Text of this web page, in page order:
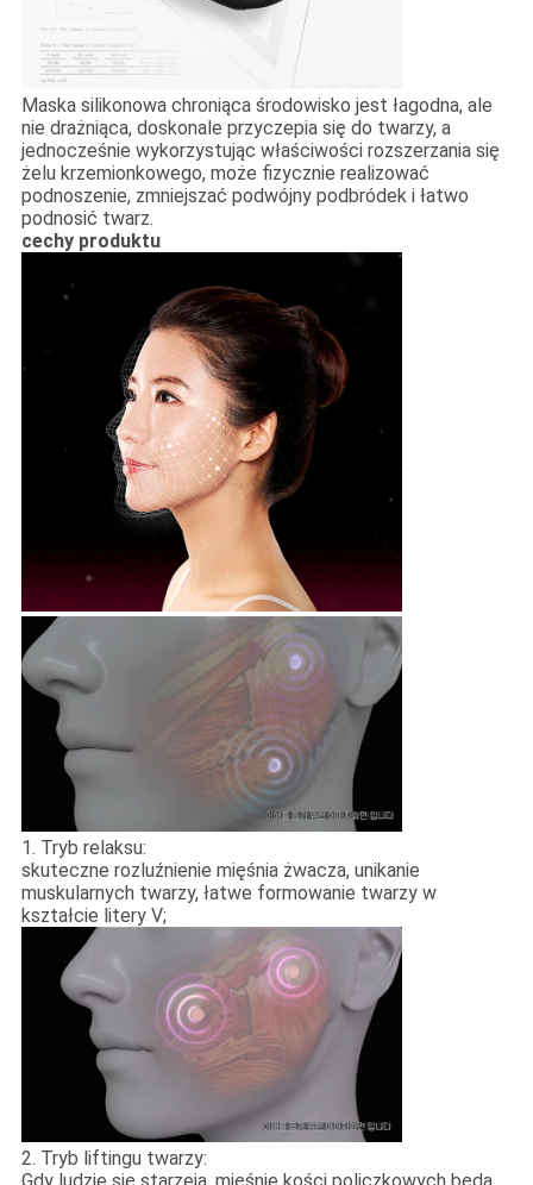
Maska silikonowa chroniąca środowisko jest łagodna, ale
nie drażniąca, doskonale przyczepia się do twarzy, a
jednocześnie wykorzystując właściwości rozszerzania się
żelu krzemionkowego, może fizycznie realizować
podnoszenie, zmniejszać podwójny podbródek i łatwo
podnosić twarz.
cechy produktu
1. Tryb relaksu:
skuteczne rozluźnienie mięśnia żwacza, unikanie
muskularnych twarzy, łatwe formowanie twarzy w
kształcie litery V;
2. Tryb liftingu twarzy:
Gdy ludzie się starzeją, mięśnie kości policzkowych będą